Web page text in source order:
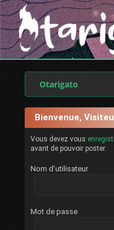
Otarigato
Bienvenue,
Vous devez vous
avant de pouvoir poster.
Nom d’utilisateur
Mot de passe